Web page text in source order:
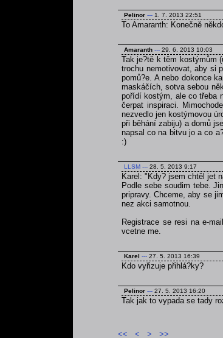
Pelinor --- 1. 7. 2013 22:51
To Amaranth: Konečně
Amaranth --- 29. 6. 2013 10:03
Tak je?tě k těm kostýmům
trochu nemotivovat, aby si
pomů?e. A nebo dokonce
maskáčích, sotva sebou
pořídí kostým, ale co třeba
čerpat inspiraci.
nezvedlo jen kostýmovou
při běhání zabiju) a domů
napsal co na bitvu jo a co
:)
LLSM --- 28. 5. 2013 9:17
Karel: "Kdy? jsem chtěl jet
Podle sebe soudim tebe.
pripravy. Chceme, aby se
nez akci samotnou.
Registrace se resi na e-
vcetne me.
Karel --- 27. 5. 2013 16:39
Kdo vyřizuje přihlá?ky?
Pelinor --- 27. 5. 2013 16:20
Tak jak to vypada se tady
<< < > >>